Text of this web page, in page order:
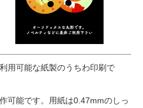
用可能な紙製のうちわ印刷で
可能です。用紙は0.47mmのしっ